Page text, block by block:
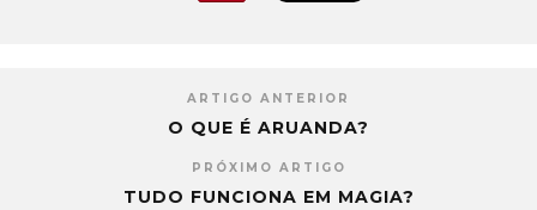
ARTIGO ANTERIOR
O QUE É ARUANDA?
PRÓXIMO ARTIGO
TUDO FUNCIONA EM MAGIA?